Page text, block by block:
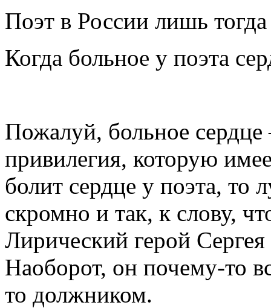
Поэт в России лишь тогда
Когда больное у поэта
Пожалуй, больное
привилегия, которую
болит сердце у поэта, то
скромно и так, к слову,
Лирический герой
Наоборот, он почему-то
то должником.